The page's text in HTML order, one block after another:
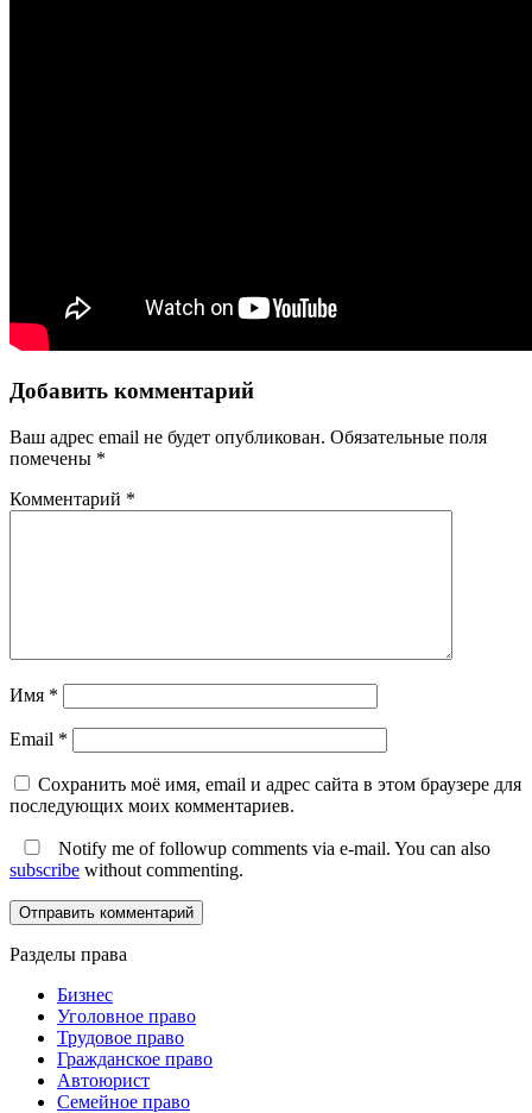
Добавить комментарий
Ваш адрес email не будет опубликован. Обязательные поля
помечены *
Комментарий *
Имя *
Email *
Сохранить моё имя, email и адрес сайта в этом браузере для
последующих моих комментариев.
Notify me of followup comments via e-mail. You can also
subscribe without commenting.
Разделы права
Бизнес
Уголовное право
Трудовое право
Гражданское право
Автоюрист
Семейное право